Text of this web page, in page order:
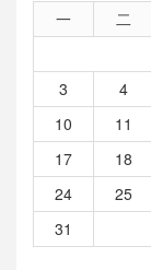
一 二
3
4
10
11
17
18
24
25
31